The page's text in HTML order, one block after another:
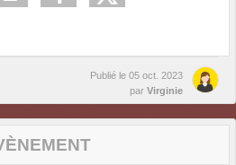
Publié le 05 oct. 2023
par Virginie